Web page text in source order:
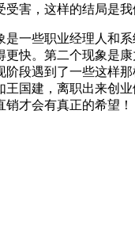
害，这样的结局是我
一些职业经理人和
快。第二个现象是
段遇到了一些这样
国建，离职出来创
才会有真正的希望！